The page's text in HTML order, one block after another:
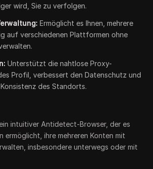
wird, Sie zu verfolgen.
Ermöglicht es Ihnen, mehrere
auf verschiedenen Plattformen ohne
Unterstützt die nahtlose Proxy-
Profil, verbessert den Datenschutz und
des Standorts.
intuitiver Antidetect-Browser, der es
ermöglicht, ihre mehreren Konten mit
insbesondere unterwegs oder mit